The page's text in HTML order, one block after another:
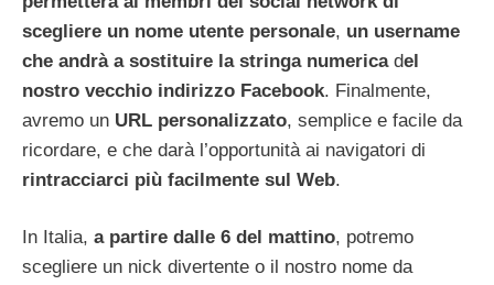
scegliere un nome utente personale, un username
che andrà a sostituire la stringa numericadel
nostro vecchio indirizzo Facebook. Finalmente,
avremo un URL personalizzato, semplice e facile da
ricordare, e che darà l’opportunità ai navigatori di
rintracciarci più facilmente sul Web.
In Italia, a partire dalle 6 del mattino, potremo
scegliere un nick divertente o il nostro nome da